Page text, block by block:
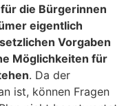
die Bürgerinnen
eigentlich
Vorgaben
Möglichkeiten für
. Da der
ist, können Fragen